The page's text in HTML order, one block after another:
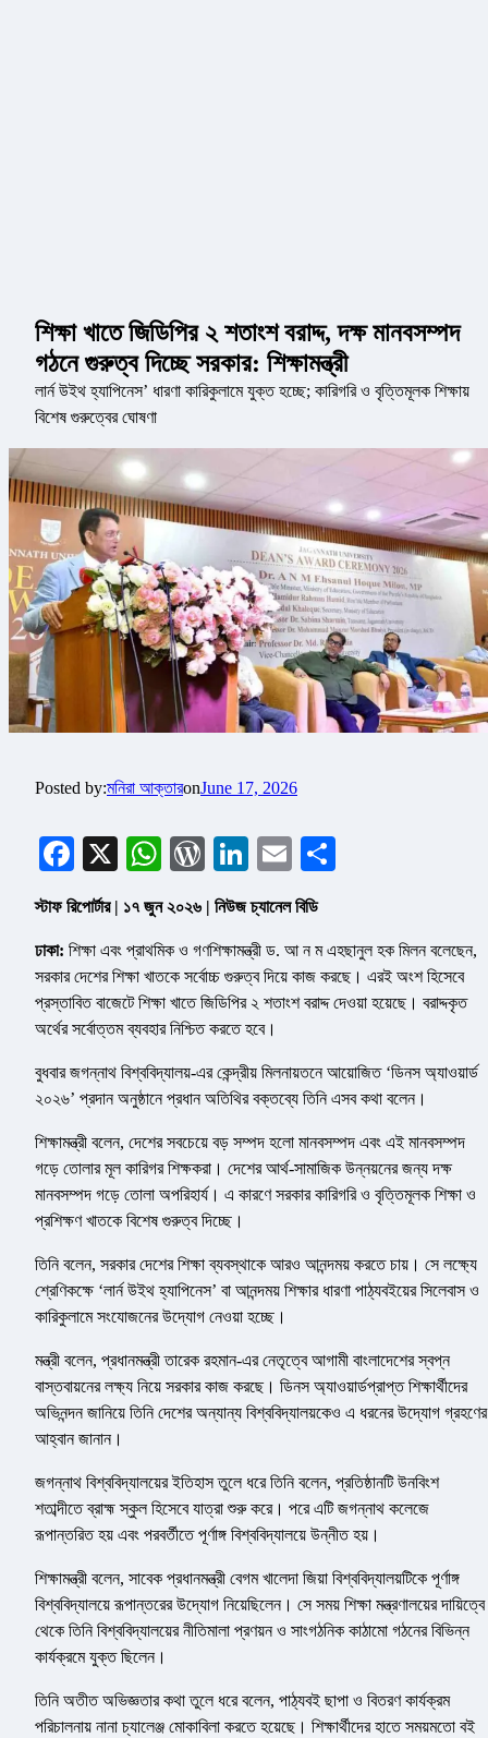
শিক্ষা খাতে জিডিপির ২ শতাংশ বরাদ্দ, দক্ষ মানবসম্পদ
গঠনে গুরুত্ব দিচ্ছে সরকার: শিক্ষামন্ত্রী
লার্ন উইথ হ্যাপিনেস’ ধারণা কারিকুলামে যুক্ত হচ্ছে; কারিগরি ও বৃত্তিমূলক শিক্ষায়
বিশেষ গুরুত্বের ঘোষণা
Posted by:মনিরা আক্তারonJune 17, 2026
Facebook
X WhatsApp
WordPress
LinkedIn
Email
স্টাফ রিপোর্টার | ১৭ জুন ২০২৬ | নিউজ চ্যানেল বিডি
ঢাকা: শিক্ষা এবং প্রাথমিক ও গণশিক্ষামন্ত্রী ড. আ ন ম এহছানুল হক মিলন বলেছেন,
সরকার দেশের শিক্ষা খাতকে সর্বোচ্চ গুরুত্ব দিয়ে কাজ করছে। এরই অংশ হিসেবে
প্রস্তাবিত বাজেটে শিক্ষা খাতে জিডিপির ২ শতাংশ বরাদ্দ দেওয়া হয়েছে। বরাদ্দকৃত
অর্থের সর্বোত্তম ব্যবহার নিশ্চিত করতে হবে।
বুধবার জগন্নাথ বিশ্ববিদ্যালয়-এর কেন্দ্রীয় মিলনায়তনে আয়োজিত ‘ডিনস অ্যাওয়ার্ড
২০২৬’ প্রদান অনুষ্ঠানে প্রধান অতিথির বক্তব্যে তিনি এসব কথা বলেন।
শিক্ষামন্ত্রী বলেন, দেশের সবচেয়ে বড় সম্পদ হলো মানবসম্পদ এবং এই মানবসম্পদ
গড়ে তোলার মূল কারিগর শিক্ষকরা। দেশের আর্থ-সামাজিক উন্নয়নের জন্য দক্ষ
মানবসম্পদ গড়ে তোলা অপরিহার্য। এ কারণে সরকার কারিগরি ও বৃত্তিমূলক শিক্ষা ও
প্রশিক্ষণ খাতকে বিশেষ গুরুত্ব দিচ্ছে।
তিনি বলেন, সরকার দেশের শিক্ষা ব্যবস্থাকে আরও আনন্দময় করতে চায়। সে লক্ষ্যে
শ্রেণিকক্ষে ‘লার্ন উইথ হ্যাপিনেস’ বা আনন্দময় শিক্ষার ধারণা পাঠ্যবইয়ের সিলেবাস ও
কারিকুলামে সংযোজনের উদ্যোগ নেওয়া হচ্ছে।
মন্ত্রী বলেন, প্রধানমন্ত্রী তারেক রহমান-এর নেতৃত্বে আগামী বাংলাদেশের স্বপ্ন
বাস্তবায়নের লক্ষ্য নিয়ে সরকার কাজ করছে। ডিনস অ্যাওয়ার্ডপ্রাপ্ত শিক্ষার্থীদের
অভিনন্দন জানিয়ে তিনি দেশের অন্যান্য বিশ্ববিদ্যালয়কেও এ ধরনের উদ্যোগ গ্রহণের
আহ্বান জানান।
জগন্নাথ বিশ্ববিদ্যালয়ের ইতিহাস তুলে ধরে তিনি বলেন, প্রতিষ্ঠানটি উনবিংশ
শতাব্দীতে ব্রাহ্ম স্কুল হিসেবে যাত্রা শুরু করে। পরে এটি জগন্নাথ কলেজে
রূপান্তরিত হয় এবং পরবর্তীতে পূর্ণাঙ্গ বিশ্ববিদ্যালয়ে উন্নীত হয়।
শিক্ষামন্ত্রী বলেন, সাবেক প্রধানমন্ত্রী বেগম খালেদা জিয়া বিশ্ববিদ্যালয়টিকে পূর্ণাঙ্গ
বিশ্ববিদ্যালয়ে রূপান্তরের উদ্যোগ নিয়েছিলেন। সে সময় শিক্ষা মন্ত্রণালয়ের দায়িত্বে
থেকে তিনি বিশ্ববিদ্যালয়ের নীতিমালা প্রণয়ন ও সাংগঠনিক কাঠামো গঠনের বিভিন্ন
কার্যক্রমে যুক্ত ছিলেন।
তিনি অতীত অভিজ্ঞতার কথা তুলে ধরে বলেন, পাঠ্যবই ছাপা ও বিতরণ কার্যক্রম
পরিচালনায় নানা চ্যালেঞ্জ মোকাবিলা করতে হয়েছে। শিক্ষার্থীদের হাতে সময়মতো বই